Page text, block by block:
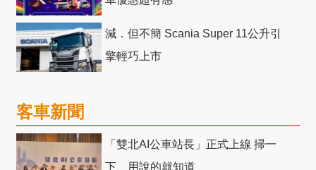
減．但不簡 Scania Super 11公升引
擎輕巧上市
客車新聞
「雙北AI公車站長」正式上線 掃一
下、用說的就知道